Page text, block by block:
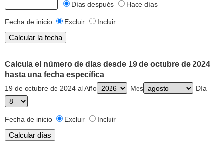
Días después Hace días
Fecha de inicio Excluir Incluir
Calcula el número de días desde 19 de octubre de 2024
hasta una fecha específica
19 de octubre de 2024 al Año Mes Día
Fecha de inicio Excluir Incluir